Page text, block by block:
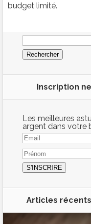
budget limité.
Rechercher :
Inscription
Les meilleures
argent dans votre
Articles